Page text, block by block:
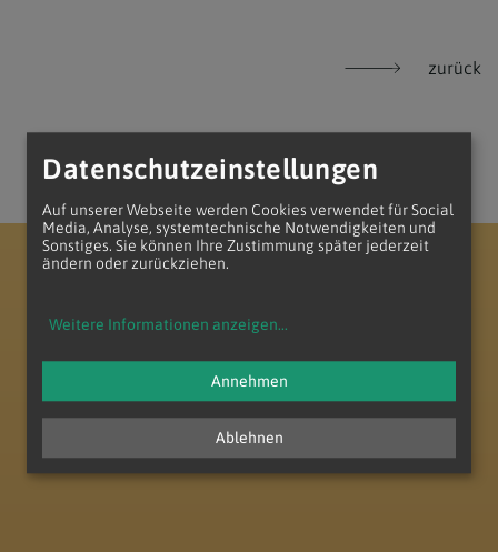
zurück
Erzdiözese Wien
Vikariat Nord - Unter dem Manhartsberg
zum Anfang der Seite
Datenschutzeinstellungen
Auf unserer Webseite werden Cookies verwendet für Social
Media, Analyse, systemtechnische Notwendigkeiten und
Sonstiges. Sie können Ihre Zustimmung später jederzeit
ändern oder zurückziehen.
Weitere Informationen anzeigen...
Ablehnen
Annehmen